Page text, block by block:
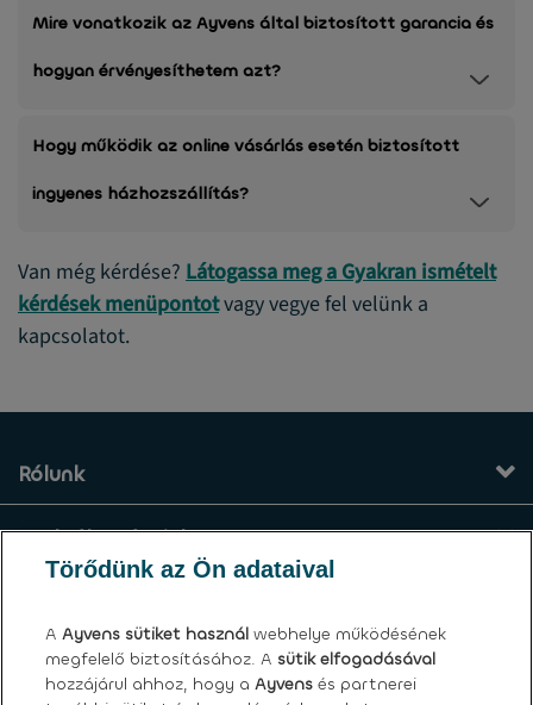
Mire vonatkozik az Ayvens által biztosított garancia és
hogyan érvényesíthetem azt?
Hogy működik az online vásárlás esetén biztosított
ingyenes házhozszállítás?
Van még kérdése? Látogassa meg a Gyakran ismételt
kérdések menüpontotvagy vegye fel velünk a
kapcsolatot.
Rólunk
Szolgáltatásaink
Általános felhasználási feltételek
Törődünk az Ön adataival
AAyvens sütiket használ webhelye működésének
megfelelő biztosításához. A sütik elfogadásával
hozzájárul ahhoz, hogy aAyvens és partnerei